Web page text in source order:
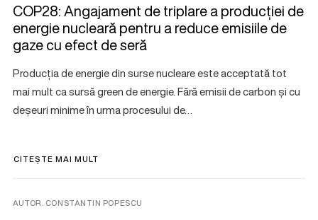
COP28: Angajament de triplare a producției de
energie nucleară pentru a reduce emisiile de
gaze cu efect de seră
Producția de energie din surse nucleare este acceptată tot
mai mult ca sursă green de energie. Fără emisii de carbon și cu
deșeuri minime în urma procesului de…
CITEȘTE MAI MULT
AUTOR. CONSTANTIN POPESCU